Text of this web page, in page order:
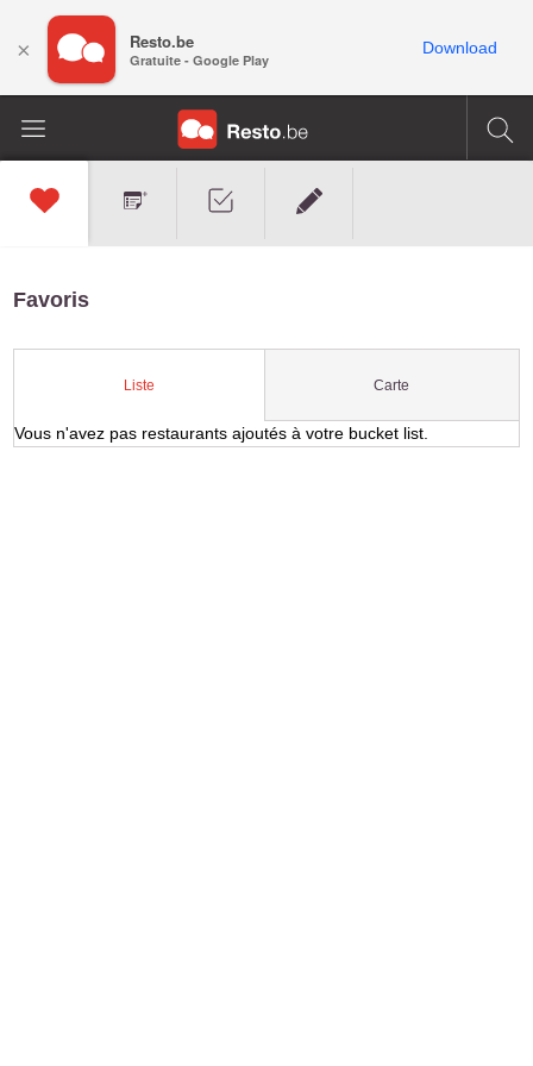
Favoris
Liste Carte
Vous n'avez pas restaurants ajoutés à votre bucket list.
× Resto.be
Gratuite - Google Play
Download